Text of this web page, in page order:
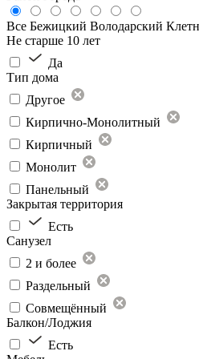
Все Бежицкий Володарский
Не старше 10 лет
Да
Тип дома
Другое
Кирпично-Монолитный
Кирпичный
Монолит
Панельный
Закрытая территория
Есть
Санузел
2 и более
Раздельный
Совмещённый
Балкон/Лоджия
Есть